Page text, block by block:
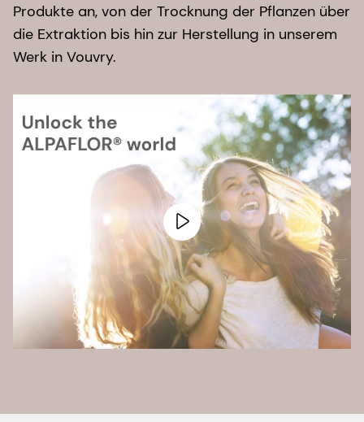
Produkte an, von der Trocknung der Pflanzen über
die Extraktion bis hin zur Herstellung in unserem
Werk in Vouvry.